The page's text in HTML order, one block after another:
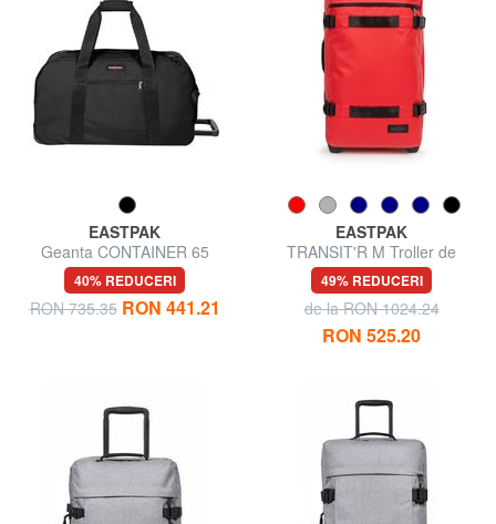
EASTPAK
Geanta CONTAINER 65
40% REDUCERI
RON 735.35 RON 441.21
EASTPAK
TRANSIT'R M Troller de
mărime medie
49% REDUCERI
de la RON 1024.24
RON 525.20